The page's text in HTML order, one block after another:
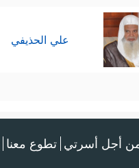
علي الحذيفي
أجل أسرتي تطوع معنا